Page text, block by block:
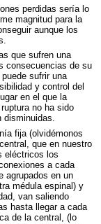
perdidas sería lo
magnitud para la
aunque los
que sufren una
consecuencias de su
sufrir una
y control del
en el que la
no ha sido
disminuidas.
fija (olvidémonos
que en nuestro
eléctricos los
a cada
agrupados en un
médula espinal) y
van saliendo
hasta llegar a cada
de la central, (lo